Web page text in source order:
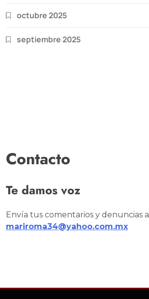
octubre 2025
septiembre 2025
Contacto
Te damos voz
Envía tus comentarios y denuncias a
mariroma34@yahoo.com.mx